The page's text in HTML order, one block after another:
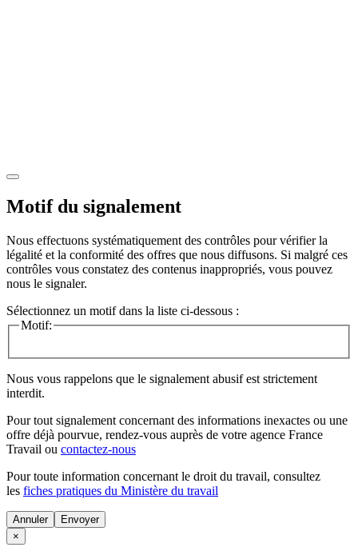
Motif du signalement
Nous effectuons systématiquement des contrôles pour vérifier la
légalité et la conformité des offres que nous diffusons. Si malgré ces
contrôles vous constatez des contenus inappropriés, vous pouvez
nous le signaler.
Sélectionnez un motif dans la liste ci-dessous :
Motif:
Nous vous rappelons que le signalement abusif est strictement
interdit.
Pour tout signalement concernant des informations inexactes ou une
offre déjà pourvue, rendez-vous auprès de votre agence France
Travail ou contactez-nous
Pour toute information concernant le droit du travail, consultez
les fiches pratiques du Ministère du travail
Annuler
×